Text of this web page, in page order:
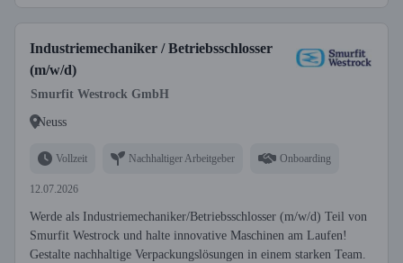
Industriemechaniker / Betriebsschlosser
(m/w/d)
Smurfit Westrock GmbH
Neuss
Vollzeit Nachhaltiger Arbeitgeber Onboarding
12.07.2026
Werde als Industriemechaniker/Betriebsschlosser (m/w/d) Teil von
Smurfit Westrock und halte innovative Maschinen am Laufen!
Gestalte nachhaltige Verpackungslösungen in einem starken Team.